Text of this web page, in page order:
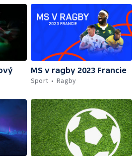
MS v ragby 2023 Francie
Sport
Ragby